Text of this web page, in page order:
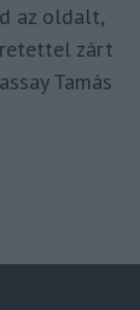
az oldalt,
zárt
Tamás